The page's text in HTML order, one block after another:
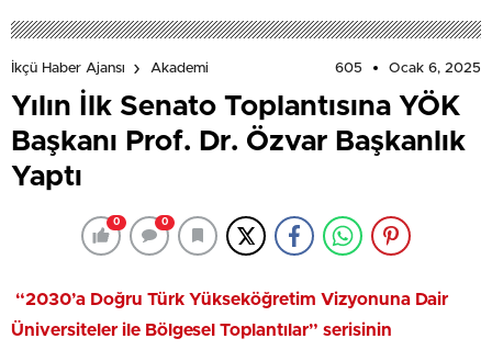
İkçü Haber Ajansı Akademi 605 Ocak 6, 2025
Yılın İlk Senato Toplantısına YÖK
Başkanı Prof. Dr. Özvar Başkanlık
Yaptı
0 0
“2030’a Doğru Türk Yükseköğretim Vizyonuna Dair
Üniversiteler ile Bölgesel Toplantılar” serisinin